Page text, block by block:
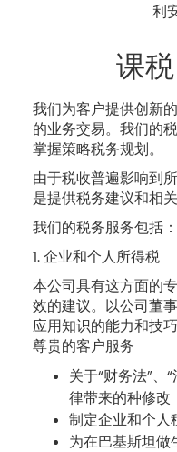
利
课税
我们为客户提供创新
的业务交易。我们的
掌握策略税务规划。
由于税收普遍影响到
是提供税务建议和相关
我们的税务服务包括：
1. 企业和个人所得税
本公司具有这方面的
效的建议。以公司董
应用知识的能力和技
尊贵的客户服务
关于“财务法”、
律带来的种修改
制定企业和个人
为在巴基斯坦做